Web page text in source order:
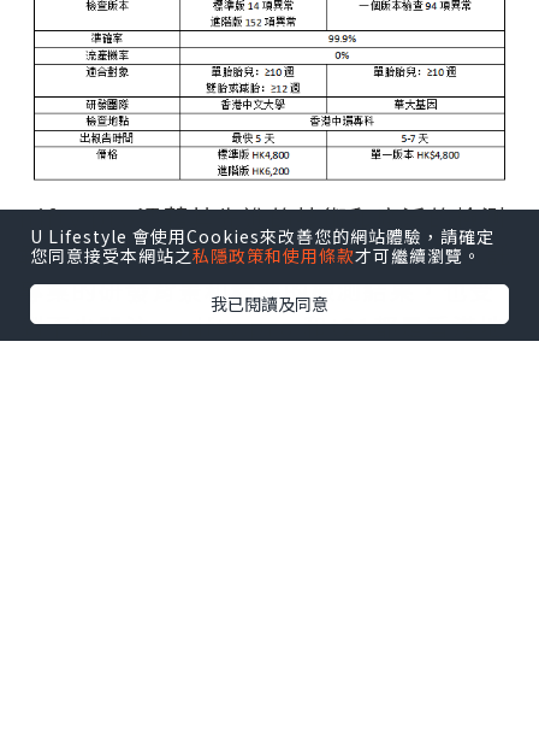
nifty pro憑藉其先進的技術和廣泛的檢測
範圍，在行業內有一定知名度；t21則依託
專業的研發背景和精準的檢測結果，也受
到不少關注。nifty pro 和t21都是香港地
U Lifestyle 會使用Cookies來改善您的網站體驗，請確定
您同意接受本網站之私隱政策和使用條款才可繼續瀏覽。
我已閱讀及同意